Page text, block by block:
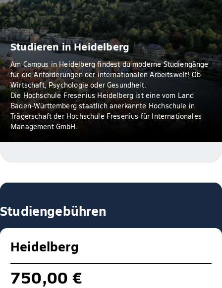
Studieren in Heidelberg
Am Campus in Heidelberg findest du moderne Studiengänge
für die Anforderungen der internationalen Arbeitswelt! Ob
Wirtschaft, Psychologie oder Gesundheit.
Die Hochschule Fresenius Heidelberg ist eine vom Land
Baden-Württemberg staatlich anerkannte Hochschule in
Trägerschaft der Hochschule Fresenius für Internationales
Management GmbH.
Studiengebühren
Heidelberg
750,00 €